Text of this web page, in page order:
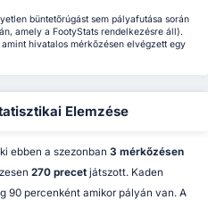
büntetőrúgást sem pályafutása során
amely a FootyStats rendelkezésre áll).
hivatalos mérkőzésen elvégzett egy
Elemzése
ebben a szezonban 3 mérkőzésen
270 precetjátszott. Kaden
90 percenként amikor pályán van. A